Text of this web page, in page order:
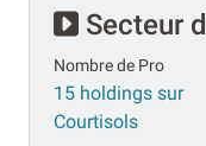
Secteur
Nombre de Pro
15 holdings sur
Courtisols